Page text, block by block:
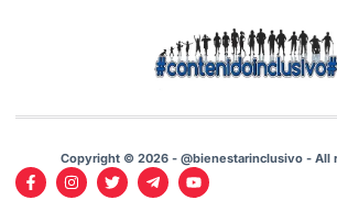
Copyright © 2026 - @bienestarinclusivo - All